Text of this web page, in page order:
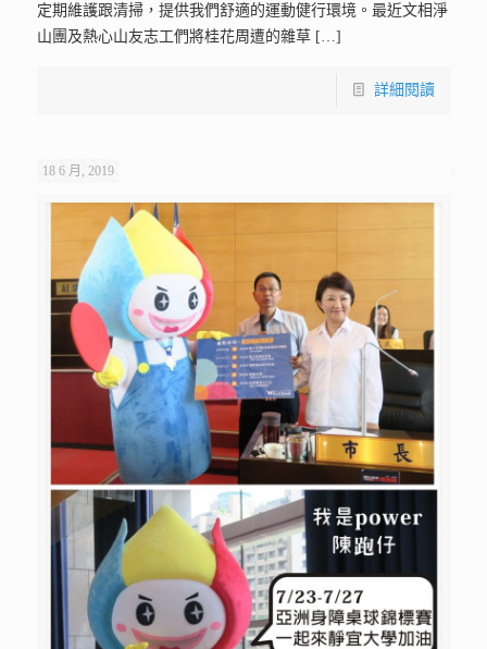
定期維護跟清掃，提供我們舒適的運動健行環境。最近文相淨
山團及熱心山友志工們將桂花周遭的雜草[…]
詳細閱讀
18 6 月, 2019